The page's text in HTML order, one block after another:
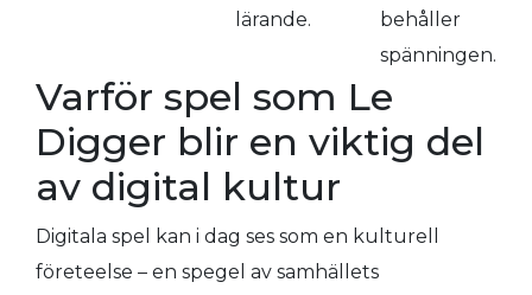
lärande.
behåller
spänningen.
Varför spel som Le
Digger blir en viktig del
av digital kultur
Digitala spel kan i dag ses som en kulturell
företeelse – en spegel av samhällets